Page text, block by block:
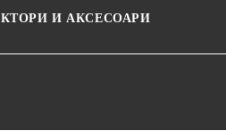
И АКСЕСОАРИ